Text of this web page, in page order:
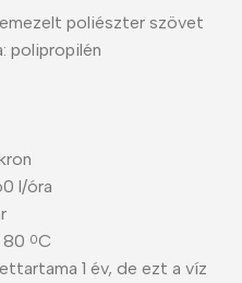
poliészter szövet
polipropilén
l/óra
80 0C
1 év, de ezt a víz